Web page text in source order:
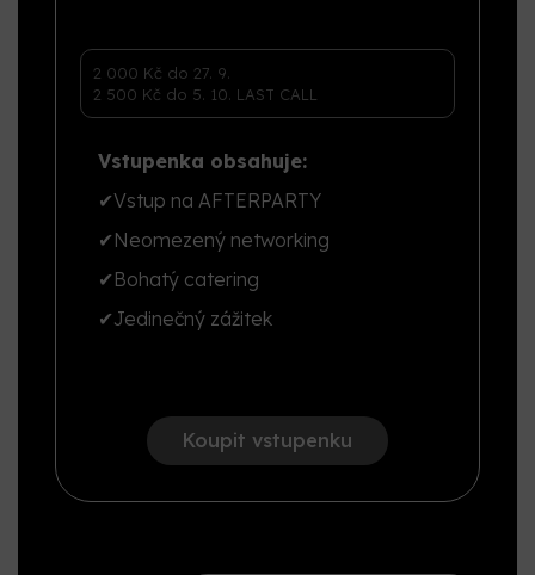
Vstupenka obsahuje:
✔Vstup na AFTERPARTY
✔Neomezený networking
✔Bohatý catering
✔Jedinečný zážitek
Koupit vstupenku